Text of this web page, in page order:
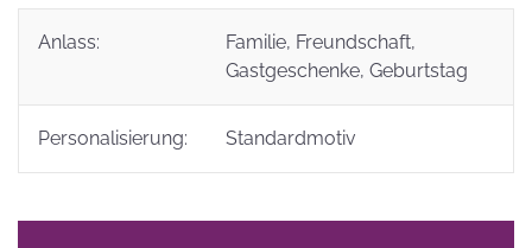
Anlass: Familie, Freundschaft,
Gastgeschenke, Geburtstag
Personalisierung: Standardmotiv